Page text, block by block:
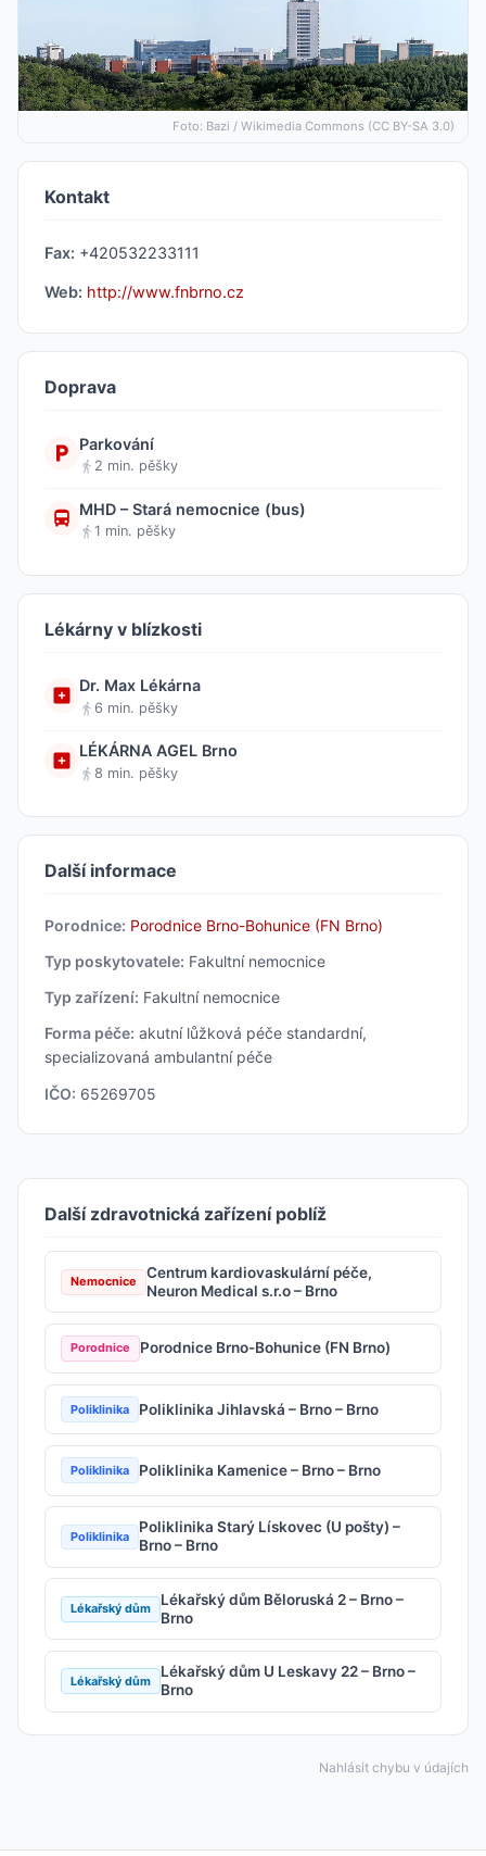
Foto: Bazi / Wikimedia Commons (CC BY-SA 3.0)
Kontakt
Fax: +420532233111
Web: http://www.fnbrno.cz
Doprava
Parkování
2 min. pěšky
MHD – Stará nemocnice (bus)
1 min. pěšky
Lékárny v blízkosti
Dr. Max Lékárna
6 min. pěšky
LÉKÁRNA AGEL Brno
8 min. pěšky
Další informace
Porodnice: Porodnice Brno-Bohunice (FN Brno)
Typ poskytovatele: Fakultní nemocnice
Typ zařízení: Fakultní nemocnice
Forma péče: akutní lůžková péče standardní,
specializovaná ambulantní péče
IČO: 65269705
Další zdravotnická zařízení poblíž
Nemocnice
Centrum kardiovaskulární péče,
Neuron Medical s.r.o – Brno
Porodnice Porodnice Brno-Bohunice (FN Brno)
Poliklinika Poliklinika Jihlavská – Brno – Brno
Poliklinika Poliklinika Kamenice – Brno – Brno
Poliklinika
Poliklinika Starý Lískovec (U pošty) –
Brno – Brno
Lékařský dům
Lékařský dům Běloruská 2 – Brno –
Brno
Lékařský dům
Lékařský dům U Leskavy 22 – Brno –
Brno
Nahlásit chybu v údajích